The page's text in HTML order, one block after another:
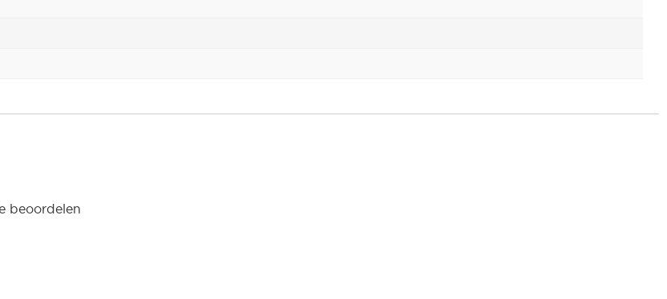
beoordelen